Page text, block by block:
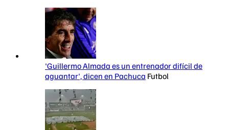
'Guillermo Almada es un entrenador difícil de
aguantar', dicen en Pachuca Futbol